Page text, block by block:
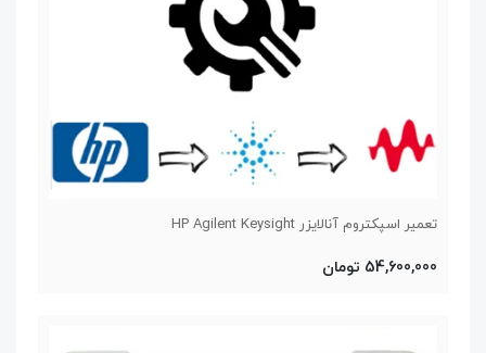
تعمیر اسپکتروم آنالایزر HP Agilent Keysight
54,600,000 تومان